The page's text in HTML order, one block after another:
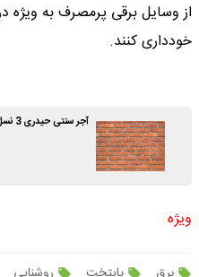
خودداری کنند.
آجر سنتی حیدری 3 نسل در کنار ایرانیان
ویژه